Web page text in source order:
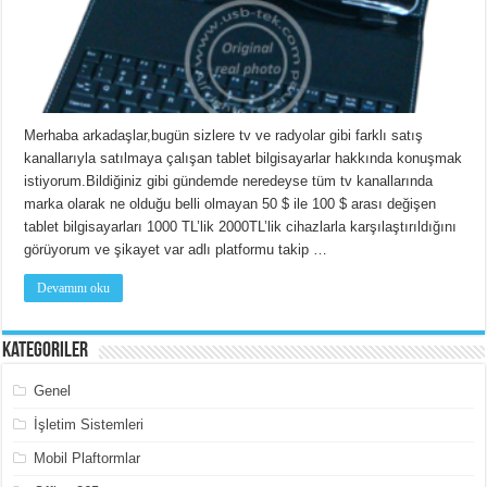
Merhaba arkadaşlar,bugün sizlere tv ve radyolar gibi farklı satış
kanallarıyla satılmaya çalışan tablet bilgisayarlar hakkında konuşmak
istiyorum.Bildiğiniz gibi gündemde neredeyse tüm tv kanallarında
marka olarak ne olduğu belli olmayan 50 $ ile 100 $ arası değişen
tablet bilgisayarları 1000 TL’lik 2000TL’lik cihazlarla karşılaştırıldığını
görüyorum ve şikayet var adlı platformu takip …
Devamını oku
Kategoriler
Genel
İşletim Sistemleri
Mobil Plaftormlar